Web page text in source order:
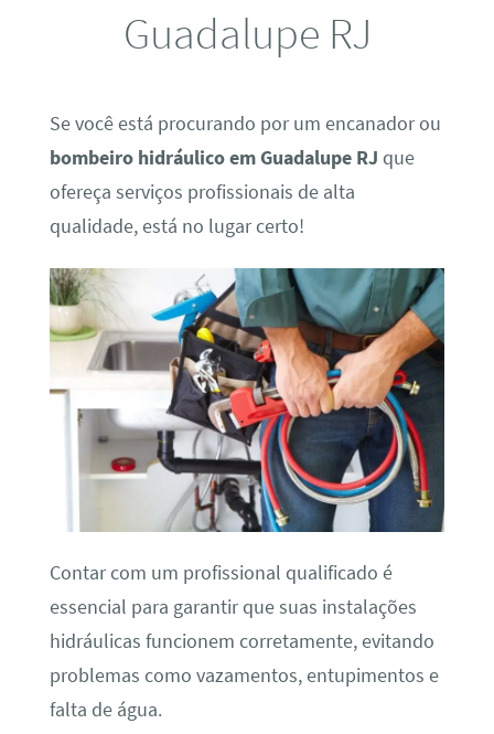
Guadalupe RJ
Se você está procurando por um encanador ou
bombeiro hidráulico em Guadalupe RJ que
ofereça serviços profissionais de alta
qualidade, está no lugar certo!
Contar com um profissional qualificado é
essencial para garantir que suas instalações
hidráulicas funcionem corretamente, evitando
problemas como vazamentos, entupimentos e
falta de água.